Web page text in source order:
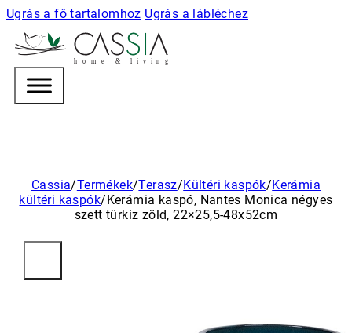
Ugrás a fő tartalomhoz Ugrás a lábléchez
h o m e & l i v i n g
Cassia/Termékek/Terasz/Kültéri kaspók/Kerámia
kültéri kaspók/Kerámia kaspó, Nantes Monica négyes
szett türkiz zöld, 22×25,5-48x52cm